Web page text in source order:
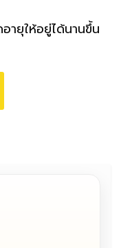
ายุให้อยู่ได้นานขึ้น